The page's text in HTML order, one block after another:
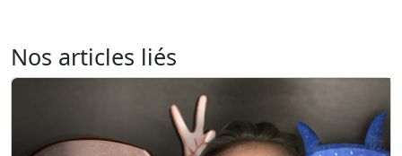
Nos articles liés